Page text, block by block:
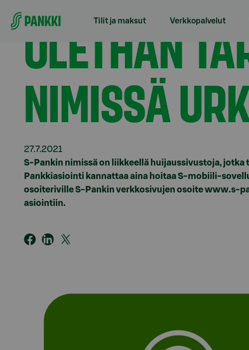
Tilit ja maksut Verkkopalvelut
Olethan tarkkana – S-Pankin
OLETHAN
NIMISSÄ
27.7.2021
S-Pankin nimissä on liikkeellä huijaussivustoja,
Pankkiasiointi kannattaa aina hoitaa S-mobiili-
osoiteriville S-Pankin verkkosivujen osoite www.s-
asiointiin.